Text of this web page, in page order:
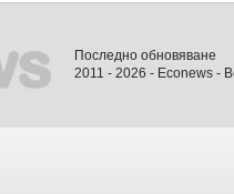
Последно обновяване
2011 - 2026 - Econews -